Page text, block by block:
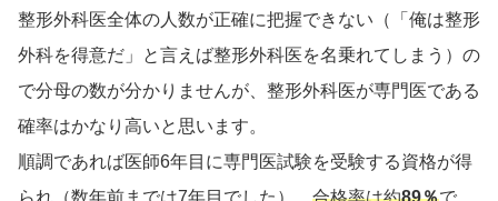
整形外科医全体の人数が正確に把握できない（「俺は整形
外科を得意だ」と言えば整形外科医を名乗れてしまう）の
で分母の数が分かりませんが、整形外科医が専門医である
確率はかなり高いと思います。
順調であれば医師6年目に専門医試験を受験する資格が得